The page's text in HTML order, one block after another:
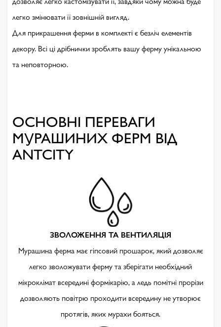
легко змінювати її зовнішній вигляд.
Для прикрашення ферми в комплекті є безліч елементів
декору. Всі ці дрібнички зроблять вашу ферму унікальною
та неповторною.
ОСНОВНІ ПЕРЕВАГИ
МУРАШИНИХ ФЕРМ ВІД
ANTCITY
ЗВОЛОЖЕННЯ ТА ВЕНТИЛЯЦІЯ
Мурашина ферма має гіпсовий прошарок, який дозволяє
легко зволожувати ферму та зберігати необхідний
мікроклімат всередині формікарію, а ледь помітні прорізи
дозволяють повітрю проходити всередину не утворює
протягів, яких мурахи бояться.